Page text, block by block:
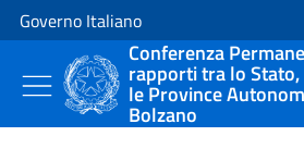
Vai al contenuto
Vai alla navigazione del sito
Governo Italiano
Conferenza
rapporti tra lo Stato,
le Province
Bolzano